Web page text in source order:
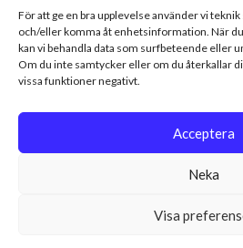
För att ge en bra upplevelse använder vi
och/eller komma åt enhetsinformation. När
kan vi behandla data som surfbeteende eller
Om du inte samtycker eller om du återkallar
vissa funktioner negativt.
Acceptera
Neka
Visa
Sweden